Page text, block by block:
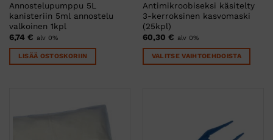
Annostelupumppu 5L
kanisteriin 5ml annostelu
valkoinen 1kpl
6,74 € alv 0%
LISÄÄ OSTOSKORIIN
Antimikroobiseksi käsitelty
3-kerroksinen kasvomaski
(25kpl)
60,30 € alv 0%
VALITSE VAIHTOEHDOISTA